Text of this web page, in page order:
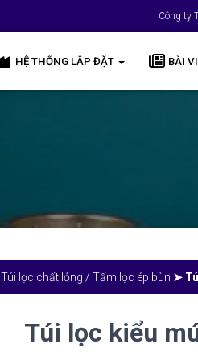
Công ty
HỆ THỐNG LẮP ĐẶT BÀI
Túi lọc chất lỏng / Tấm lọc ép bùn ➤
Túi lọc kiểu